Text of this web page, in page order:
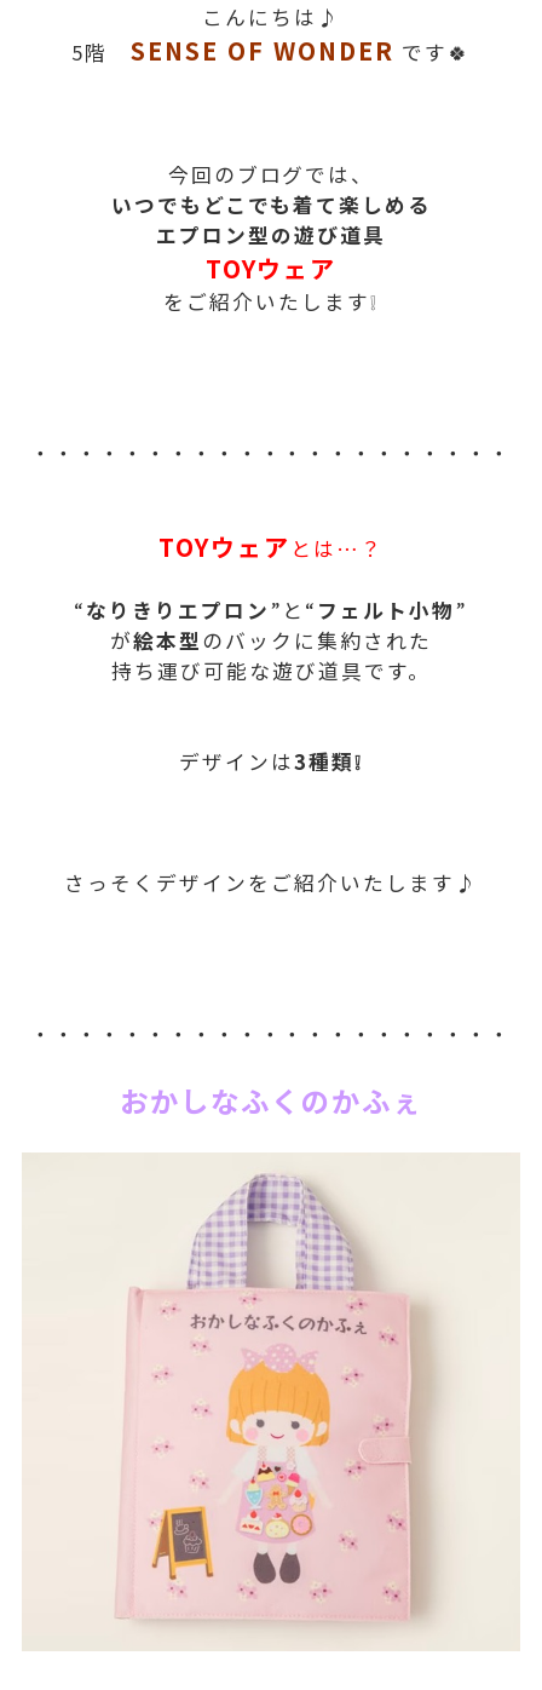
こんにちは♪
5階SENSE OF WONDER です🍀
今回のブログでは、
いつでもどこでも着て楽しめる
エプロン型の遊び道具
TOYウェア
をご紹介いたします❕
・・・・・・・・・・・・・・・・・・・・・
TOYウェア とは…？
“なりきりエプロン”と“ フェルト小物”
が絵本型のバックに集約された
持ち運び可能な遊び道具です。
デザインは3種類❕
さっそくデザインをご紹介いたします♪
・・・・・・・・・・・・・・・・・・・・・
おかしなふくのかふぇ